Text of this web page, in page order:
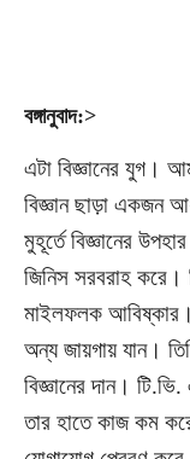
বঙ্গানুবাদ:>
এটা বিজ্ঞানের যুগ।
বিজ্ঞান ছাড়া একজন
মুহূর্তে বিজ্ঞানের
জিনিস সরবরাহ করে।
মাইলফলক আবিষ্কার।
অন্য জায়গায় যান।
বিজ্ঞানের দান।
তার হাতে কাজ কম